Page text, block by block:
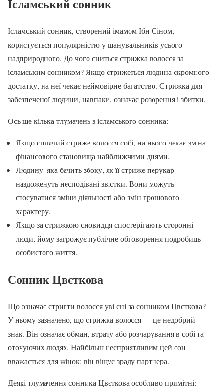
Ісламський сонник
Ісламський сонник, створений імамом Ібн Сіном,
користується популярністю у шанувальників усього
надприродного. До чого сниться стрижка волосся за
ісламським сонником? Якщо стрижеться людина скромного
достатку, на неї чекає неймовірне багатство. Стрижка для
забезпеченої людини, навпаки, означає розорення і збитки.
Ось ще кілька тлумачень з ісламського сонника:
Якщо сплячий стриже волосся собі, на нього чекає зміна
фінансового становища найближчими днями.
Людину, яка бачить збоку, як її стриже перукар,
наздоженуть несподівані звістки. Вони можуть
стосуватися зміни діяльності або змін грошового
характеру.
Якщо за стрижкою сновидця спостерігають сторонні
люди, йому загрожує публічне обговорення подробиць
особистого життя.
Сонник Цвєткова
Що означає стригти волосся уві сні за сонником Цвєткова?
У ньому зазначено, що стрижка волосся — це недобрий
знак. Він означає обман, втрату або розчарування в собі та
оточуючих людях. Найбільш несприятливим цей сон
вважається для жінок: він віщує зраду партнера.
Деякі тлумачення сонника Цвєткова особливо примітні: